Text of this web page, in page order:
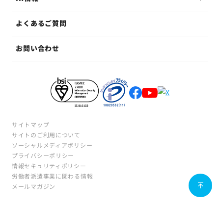
よくあるご質問
お問い合わせ
サイトマップ
サイトのご利用について
ソーシャルメディアポリシー
プライバシーポリシー
情報セキュリティポリシー
労働者派遣事業に関わる情報
メールマガジン